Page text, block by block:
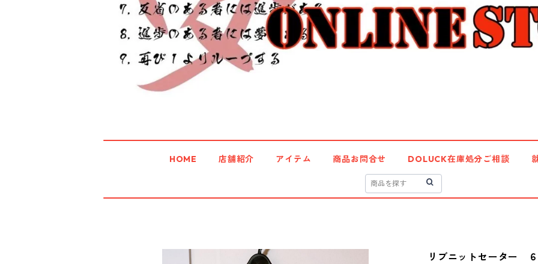
HOME 店舗紹介 アイテム 商品お問合せ DOLUCK在庫処分ご相談
リブニットセーター